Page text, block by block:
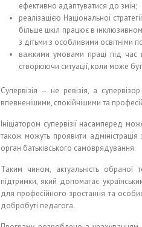
ефективно адаптуватися до змін;
реалізацією Національної
більше шкіл працює в
з дітьми з особливими освітніми
важкими умовами праці під час
створюючи ситуації, коли може
Супервізія – не ревізія, а
впевненішими, спокійнішими та
Ініціатором супервізії насамперед
також можуть проявити
орган батьківського самоврядування.
Таким чином, актуальність обраної
підтримки, який допомагає
для професійного зростання та
добробуті педагога.